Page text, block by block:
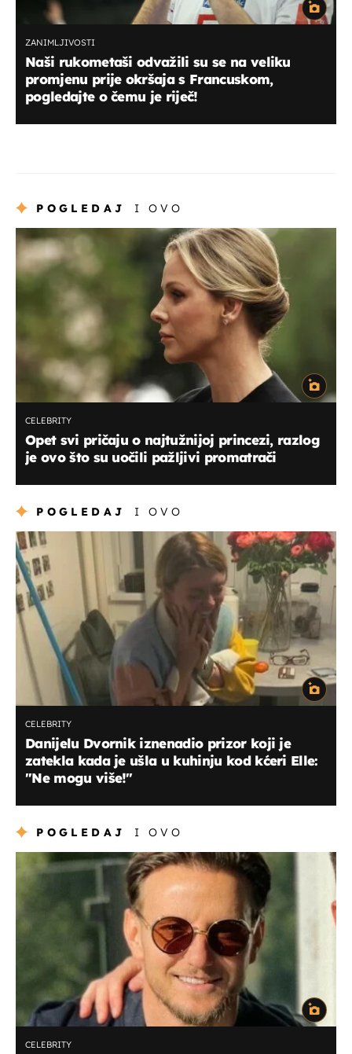
ZANIMLJIVOSTI
Naši rukometaši odvažili su se na veliku
promjenu prije okršaja s Francuskom,
pogledajte o čemu je riječ!
POGLEDAJ I OVO
CELEBRITY
Opet svi pričaju o najtužnijoj princezi, razlog
je ovo što su uočili pažljivi promatrači
POGLEDAJ I OVO
CELEBRITY
Danijelu Dvornik iznenadio prizor koji je
zatekla kada je ušla u kuhinju kod kćeri Elle:
"Ne mogu više!"
POGLEDAJ I OVO
CELEBRITY